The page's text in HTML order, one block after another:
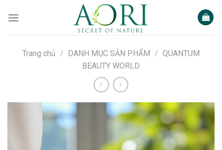
qua
Trang chủ / DANH MỤC SẢN PHẨM / QUANTUM
BEAUTY WORLD